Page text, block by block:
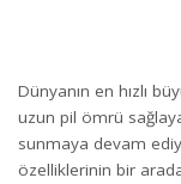
Dünyanın en hızlı
uzun pil ömrü
sunmaya devam
özelliklerinin bir